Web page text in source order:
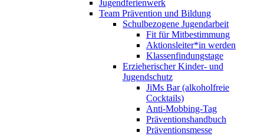
Jugendferienwerk
Team Prävention und Bildung
Schulbezogene Jugendarbeit
Fit für Mitbestimmung
Aktionsleiter*in werden
Klassenfindungstage
Erzieherischer Kinder- und
Jugendschutz
JiMs Bar (alkoholfreie
Cocktails)
Anti-Mobbing-Tag
Präventionshandbuch
Präventionsmesse